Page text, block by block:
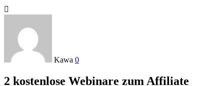

Kawa 0
2 kostenlose Webinare zum Affiliate